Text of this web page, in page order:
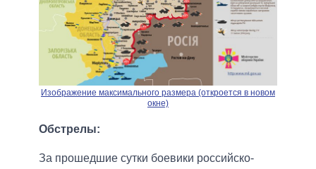
Изображение максимального размера (откроется в новом
окне)
Обстрелы:
За прошедшие сутки боевики российско-